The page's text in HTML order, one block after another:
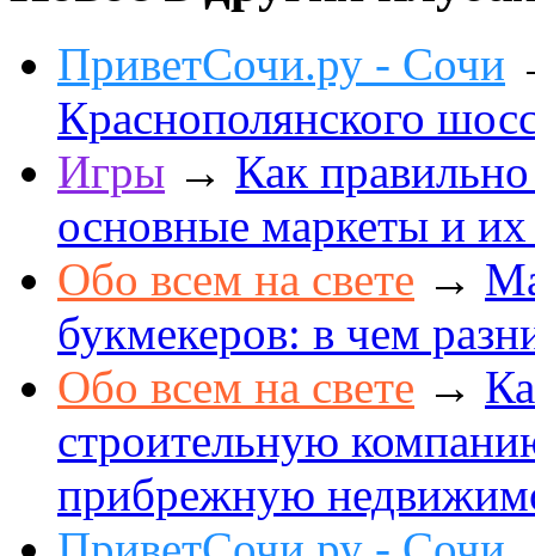
ПриветСочи.ру - Сочи
Краснополянского
Игры → Как
основные маркеты и
Обо всем на свете →
букмекеров: в чем
Обо всем на свете →
строительную
прибрежную